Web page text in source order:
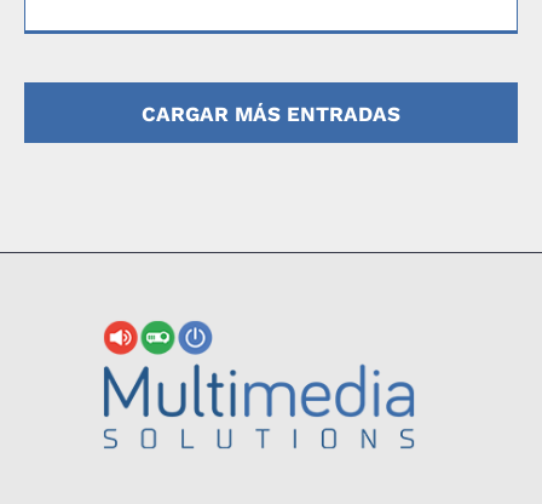
CARGAR MÁS ENTRADAS